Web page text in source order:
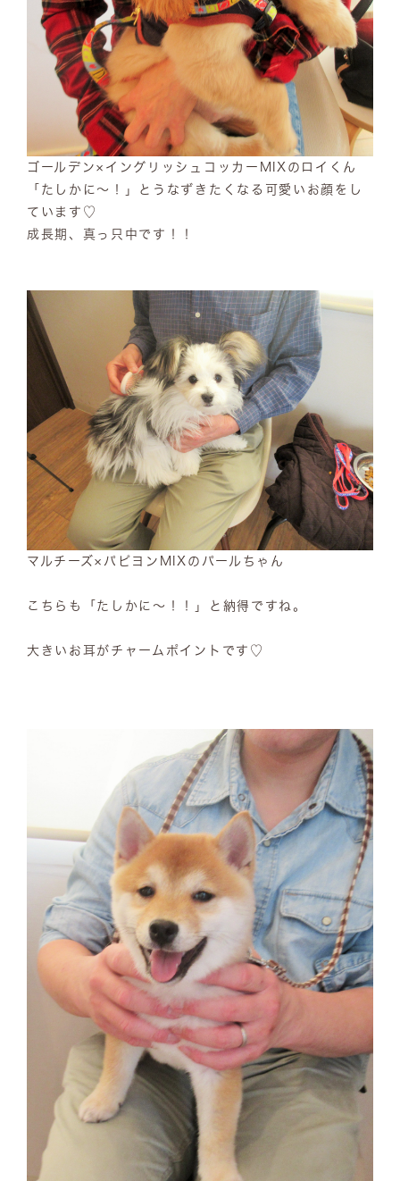
ゴールデン×イングリッシュコッカーMIXのロイくん
「たしかに～！」とうなずきたくなる可愛いお顔をし
ています♡
成長期、真っ只中です！！
マルチーズ×パピヨンMIXのパールちゃん
こちらも「たしかに～！！」と納得ですね。
大きいお耳がチャームポイントです♡